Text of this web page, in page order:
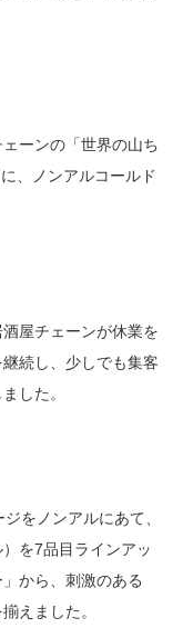
ーンの「世界の山ち
、ノンアルコールド
屋チェーンが休業を
続し、少しでも集客
した。
をノンアルにあて、
を7品目ラインアッ
から、刺激のある
えました。